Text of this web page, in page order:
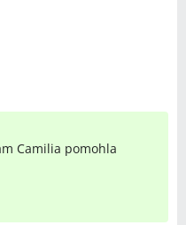
Camilia pomohla